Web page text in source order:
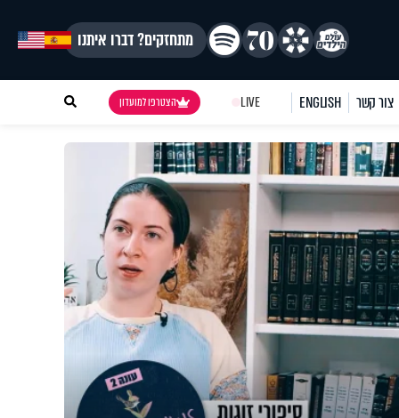
מתחזקים? דברו איתנו
צור קשר ENGLISH
LIVE הצטרפו למועדון